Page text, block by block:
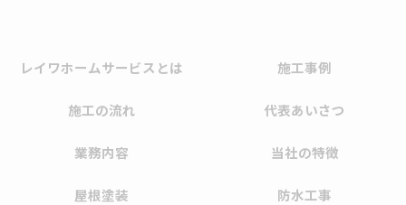
レイワホームサービスとは 施工事例
施工の流れ 代表あいさつ
業務内容 当社の特徴
屋根塗装 防水工事